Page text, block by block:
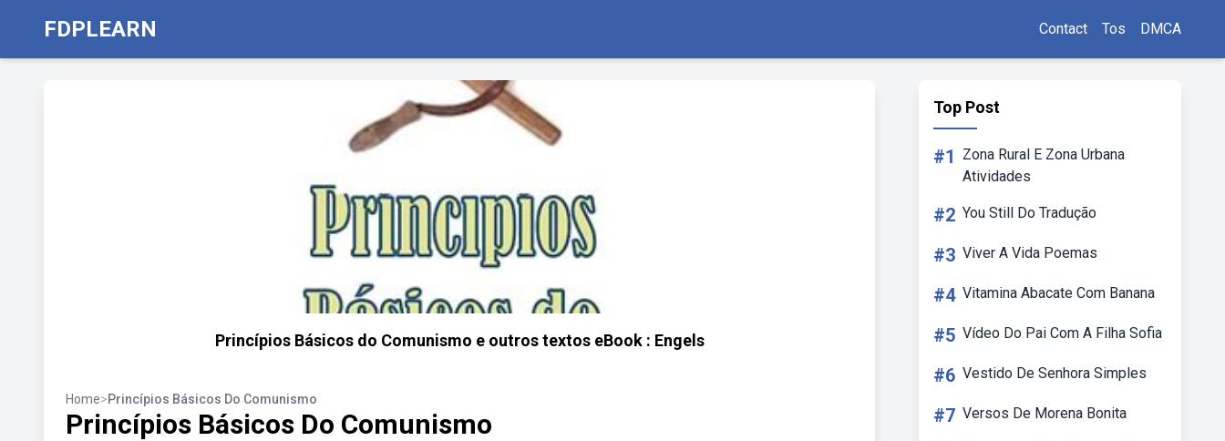
FDPLEARN Contact Tos DMCA
Princípios Básicos do Comunismo e outros textos eBook : Engels
Home>Princípios Básicos Do Comunismo
Princípios Básicos Do Comunismo
Top Post
#1
Zona Rural E Zona Urbana
Atividades
#2 You Still Do Tradução
#3 Viver A Vida Poemas
#4 Vitamina Abacate Com Banana
#5 Vídeo Do Pai Com A Filha Sofia
#6 Vestido De Senhora Simples
#7 Versos De Morena Bonita